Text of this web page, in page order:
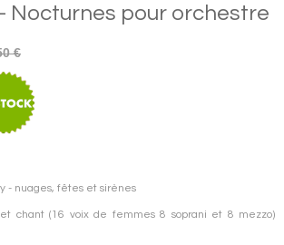
- Nocturnes pour orchestre
€
- nuages, fêtes et sirènes
chant (16 voix de femmes 8 soprani et 8 mezzo)